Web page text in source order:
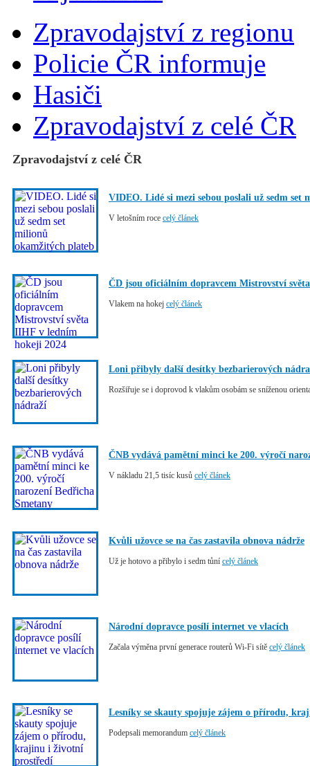
Zpravodajství z regionu
Policie ČR informuje
Hasiči
Zpravodajství z celé ČR
Zpravodajství z celé ČR
VIDEO. Lidé si mezi sebou poslali už sedm set
V letošním roce celý článek
ČD jsou oficiálním dopravcem Mistrovství
Vlakem na hokej celý článek
Loni přibyly další desítky bezbarierových
Rozšiřuje se i doprovod k vlakům osobám se sníženou
ČNB vydává pamětní minci ke 200. výročí
V nákladu 21,5 tisíc kusů celý článek
Kvůli užovce se na čas zastavila obnova nádrže
Už je hotovo a přibylo i sedm tůní celý článek
Národní dopravce posílí internet ve vlacích
Začala výměna první generace routerů Wi-Fi sítě celý článek
Lesníky se skauty spojuje zájem o přírodu,
Podepsali memorandum celý článek